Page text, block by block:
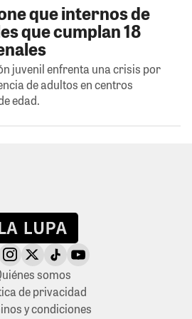
que internos de
que cumplan 18
juvenil enfrenta una crisis por
de adultos en centros
edad.
somos
de privacidad
y condiciones